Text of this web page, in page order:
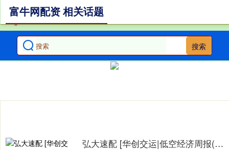
搜索
富牛网配资 相关话题
弘大速配 [华创交运|低空经济周报(第68期)]沃飞长空科创板上市辅导已备案, 头部eVTOL企业正加速获市场认可